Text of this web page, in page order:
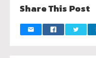
Share This Post